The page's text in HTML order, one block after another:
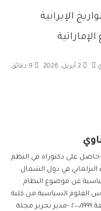
الإيرانية
الإماراتية
أرسل
2 أبريل، 2026
-حاصل على دكتوراه في النظم
في دول الشمال
عن موضوع النظام
العلوم السياسية من كلية
الاقتصاد والعلوم السياسية بجامعة القاهرة دفعة ٢٠٠٠/١٩٩٩ -مدير تحرير مجلة